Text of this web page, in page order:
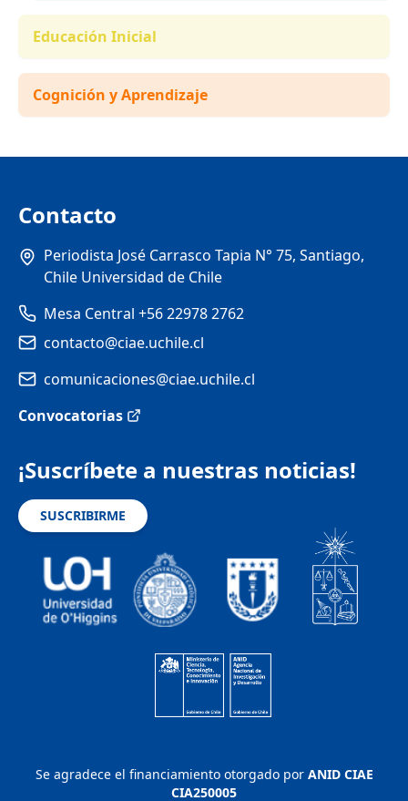
Educación Inicial
Cognición y Aprendizaje
Contacto
Periodista José Carrasco Tapia N° 75, Santiago,
Chile Universidad de Chile
Mesa Central +56 22978 2762
contacto@ciae.uchile.cl
comunicaciones@ciae.uchile.cl
Convocatorias
¡Suscríbete a nuestras noticias!
SUSCRIBIRME
Se agradece el financiamiento otorgado por ANID CIAE
CIA250005